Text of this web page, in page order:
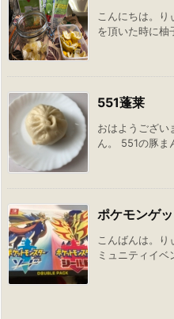
こんにちは。り
を頂いた時に柚
551蓬莱
おはようござい
ん。 551の豚ま
ポケモンゲッ
こんばんは。り
ミュニティイ